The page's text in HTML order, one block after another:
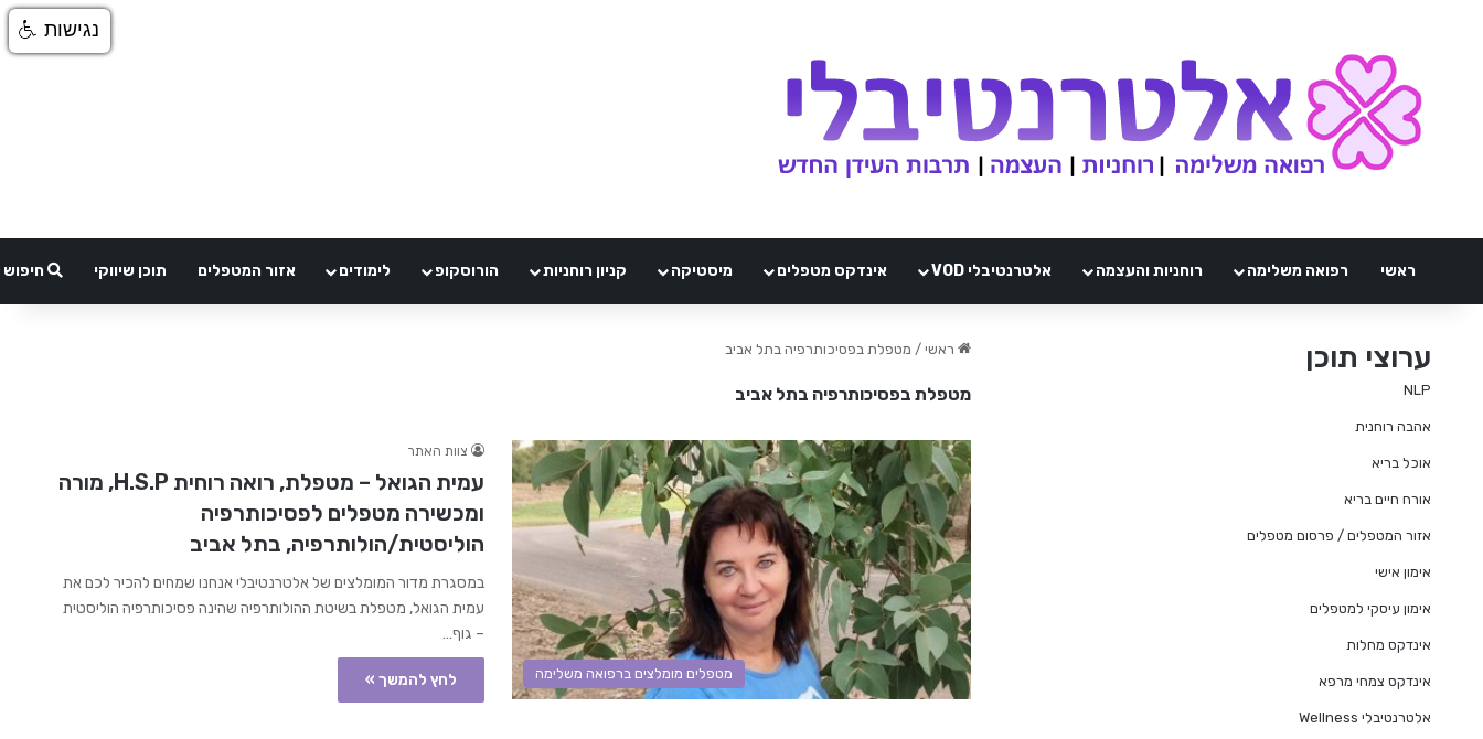
ראשי רפואה משלימה רוחניות והעצמה אלטרנטיבלי VOD אינדקס מטפלים מיסטיקה קניון רוחניות הורוסקופ לימודים אזור המטפלים תוכן שיווקי חיפוש
ראשי / מטפלת בפסיכותרפיה בתל אביב
מטפלת בפסיכותרפיה בתל אביב
מטפלים מומלצים ברפואה משלימה
צוות האתר
עמית הגואל – מטפלת, רואה רוחית H.S.P, מורה
ומכשירה מטפלים לפסיכותרפיה
הוליסטית/הולותרפיה, בתל אביב
במסגרת מדור המומלצים של אלטרנטיבלי אנחנו שמחים להכיר לכם את
עמית הגואל, מטפלת בשיטת ההולותרפיה שהינה פסיכותרפיה הוליסטית
– גוף…
לחץ להמשך »
ערוצי תוכן
NLP
אהבה רוחנית
אוכל בריא
אורח חיים בריא
אזור המטפלים / פרסום מטפלים
אימון אישי
אימון עיסקי למטפלים
אינדקס מחלות
אינדקס צמחי מרפא
אלטרנטיבלי Wellness
נגישות